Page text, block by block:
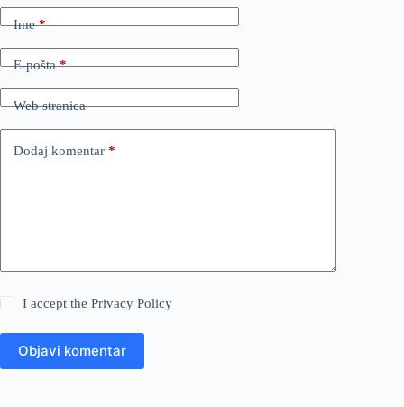
Ime*
E-pošta*
Web stranica
Dodaj komentar *
I accept thePrivacy Policy
Objavi komentar